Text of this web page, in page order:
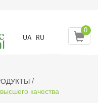
UA RU
0
/
качества